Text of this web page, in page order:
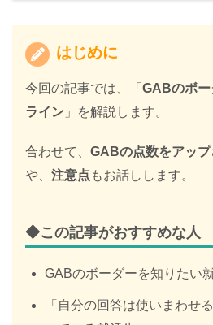
はじめに
今回の記事では、「 GABのボ
ライン 」を解説します。
合わせて、 GABの点数をアッ
や、 注意点 もお話しします。
◆この記事がおすすめな人
GABのボーダーを知りたい
「自分の回答は使いまわせ